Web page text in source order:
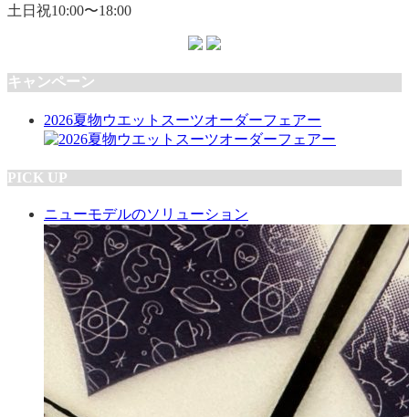
土日祝10:00〜18:00
キャンペーン
2026夏物ウエットスーツオーダーフェアー
PICK UP
ニューモデルのソリューション